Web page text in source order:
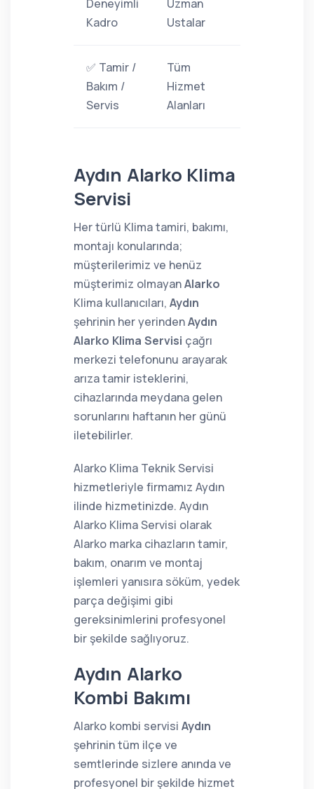
Deneyimli
Kadro
Uzman
Ustalar
✅ Tamir /
Bakım /
Servis
Tüm
Hizmet
Alanları
Aydın Alarko Klima
Servisi
Her türlü Klima tamiri, bakımı,
montajı konularında;
müşterilerimiz ve henüz
müşterimiz olmayanAlarko
Klima kullanıcıları, Aydın
şehrinin her yerindenAydın
Alarko Klima Servisi çağrı
merkezi telefonunu arayarak
arıza tamir isteklerini,
cihazlarında meydana gelen
sorunlarını haftanın her günü
iletebilirler.
Alarko Klima Teknik Servisi
hizmetleriyle firmamız Aydın
ilinde hizmetinizde. Aydın
Alarko Klima Servisi olarak
Alarko marka cihazların tamir,
bakım, onarım ve montaj
işlemleri yanısıra söküm, yedek
parça değişimi gibi
gereksinimlerini profesyonel
bir şekilde sağlıyoruz.
Aydın Alarko
Kombi Bakımı
Alarko kombi servisi Aydın
şehrinin tüm ilçe ve
semtlerinde sizlere anında ve
profesyonel bir şekilde hizmet